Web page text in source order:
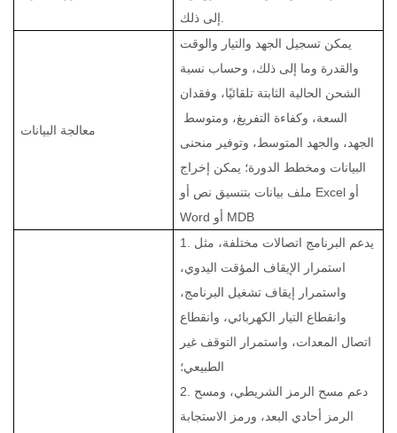
معالجة البيانات
يمكن تسجيل الجهد والتيار والوقت
والقدرة وما إلى ذلك، وحساب نسبة
الشحن الحالية الثابتة تلقائيًا، وفقدان
السعة، وكفاءة التفريغ، ومتوسط ​​
الجهد، والجهد المتوسط، وتوفير منحنى
البيانات ومخطط الدورة؛ يمكن إخراج
ملف بيانات بتنسيق نص أو Excel أو
Word أو MDB
1. يدعم البرنامج اتصالات مختلفة، مثل
استمرار الإيقاف المؤقت اليدوي،
واستمرار إيقاف تشغيل البرنامج،
وانقطاع التيار الكهربائي، وانقطاع
اتصال المعدات، واستمرار التوقف غير
الطبيعي؛
2. دعم مسح الرمز الشريطي، ومسح
الرمز أحادي البعد، ورمز الاستجابة